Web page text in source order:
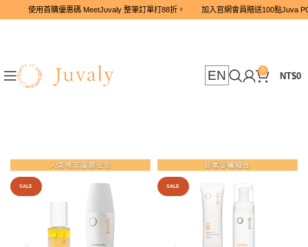
使用首購優惠碼 MeetJuvaly 整筆訂單打88折。 加入官網會
EN 0
NT$0